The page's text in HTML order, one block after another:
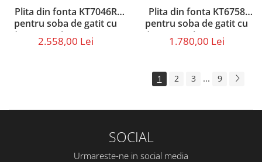
Plita din fonta KT7046R
pentru soba de gatit cu
dimensiunile 70 x 46 cm,
prevazuta cu bara inox
2.558,00 Lei
Plita din fonta KT6758
pentru soba de gatit cu
dimensiunile 65 x 57 cm
1.780,00 Lei
1 2 3 ... 9
SOCIAL
Urmareste-ne in social media